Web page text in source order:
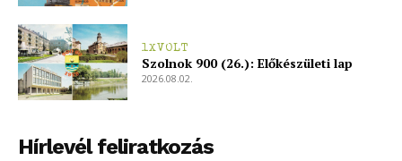
1XVOLT
Szolnok 900 (26.): Előkészületi lap
2026.08.02.
Hírlevél feliratkozás